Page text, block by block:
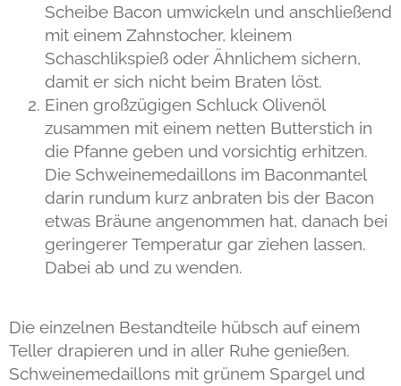
Scheibe Bacon umwickeln und anschließend
mit einem Zahnstocher, kleinem
Schaschlikspieß oder Ähnlichem sichern,
damit er sich nicht beim Braten löst.
Einen großzügigen Schluck Olivenöl
zusammen mit einem netten Butterstich in
die Pfanne geben und vorsichtig erhitzen.
Die Schweinemedaillons im Baconmantel
darin rundum kurz anbraten bis der Bacon
etwas Bräune angenommen hat, danach bei
geringerer Temperatur gar ziehen lassen.
Dabei ab und zu wenden.
Die einzelnen Bestandteile hübsch auf einem
Teller drapieren und in aller Ruhe genießen.
Schweinemedaillons mit grünem Spargel und